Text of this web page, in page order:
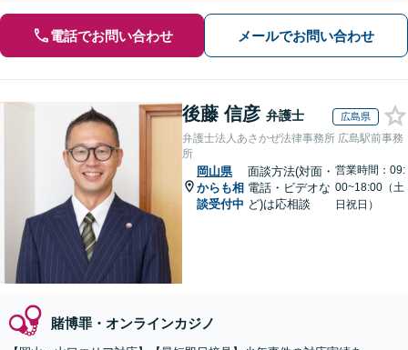
電話でお問い合わせ メールでお問い合わせ
後藤 信彦 弁護士 広島県
弁護士法人あさかぜ法律事務所 広島駅前事務
所
岡山県
からも相
談受付中
面談方法(対面・
電話・ビデオな
ど)は応相談
営業時間：09:
00~18:00（土
日祝日）
賭博罪・オンラインカジノ